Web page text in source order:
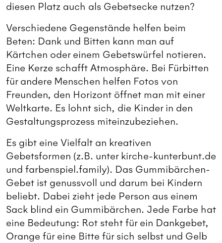
diesen Platz auch als Gebetsecke nutzen?
Verschiedene Gegenstände helfen beim
Beten: Dank und Bitten kann man auf
Kärtchen oder einem Gebetswürfel notieren.
Eine Kerze schafft Atmosphäre. Bei Fürbitten
für andere Menschen helfen Fotos von
Freunden, den Horizont öffnet man mit einer
Weltkarte. Es lohnt sich, die Kinder in den
Gestaltungsprozess miteinzubeziehen.
Es gibt eine Vielfalt an kreativen
Gebetsformen (z.B. unter kirche-kunterbunt.de
und farbenspiel.family). Das Gummibärchen-
Gebet ist genussvoll und darum bei Kindern
beliebt. Dabei zieht jede Person aus einem
Sack blind ein Gummibärchen. Jede Farbe hat
eine Bedeutung: Rot steht für ein Dankgebet,
Orange für eine Bitte für sich selbst und Gelb